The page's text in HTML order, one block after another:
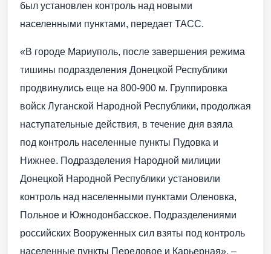
был установлен контроль над новыми
населенными пунктами, передает ТАСС.
«В городе Мариуполь, после завершения режима
тишины подразделения Донецкой Республики
продвинулись еще на 800-900 м. Группировка
войск Луганской Народной Республики, продолжая
наступательные действия, в течение дня взяла
под контроль населенные пункты Пудовка и
Нижнее. Подразделения Народной милиции
Донецкой Народной Республики установили
контроль над населенными пунктами Оленовка,
Польное и Южнодонбасское. Подразделениями
российских Вооруженных сил взяты под контроль
населенные пункты Передовое и Карьерная», –